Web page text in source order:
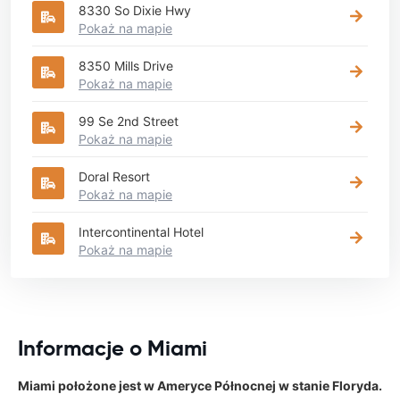
8330 So Dixie Hwy
Pokaż na mapie
8350 Mills Drive
Pokaż na mapie
99 Se 2nd Street
Pokaż na mapie
Doral Resort
Pokaż na mapie
Intercontinental Hotel
Pokaż na mapie
Informacje o Miami
Miami położone jest w Ameryce Północnej w stanie Floryda.